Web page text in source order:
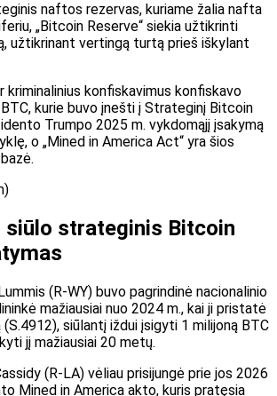
naftos rezervas, kuriame žalia nafta
„Bitcoin Reserve“ siekia užtikrinti
užtikrinant vertingą turtą prieš iškylant
kriminalinius konfiskavimus konfiskavo
kurie buvo įnešti į Strateginį Bitcoin
Trumpo 2025 m. vykdomąjį įsakymą
o „Mined in America Act“ yra šios
siūlo strateginis Bitcoin
(R-WY) buvo pagrindinė nacionalinio
mažiausiai nuo 2024 m., kai ji pristatė
siūlantį iždui įsigyti 1 milijoną BTC
jį mažiausiai 20 metų.
(R-LA) vėliau prisijungė prie jos 2026
Mined in America akto, kuris pratęsia